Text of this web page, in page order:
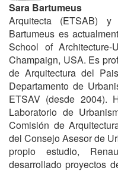
Sara Bartumeus
Arquitecta (ETSAB)
Bartumeus es
School of
Champaign, USA. Es
de Arquitectura del
Departamento de
ETSAV (desde 2004).
Laboratorio de
Comisión de
del Consejo Asesor de
propio estudio,
desarrollado proyectos